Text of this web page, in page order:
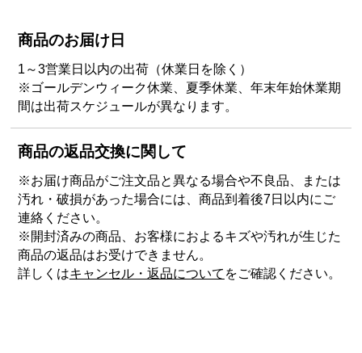
商品のお届け日
1～3営業日以内の出荷（休業日を除く）
※ゴールデンウィーク休業、夏季休業、年末年始休業期
間は出荷スケジュールが異なります。
商品の返品交換に関して
※お届け商品がご注文品と異なる場合や不良品、または
汚れ・破損があった場合には、商品到着後7日以内にご
連絡ください。
※開封済みの商品、お客様におよるキズや汚れが生じた
商品の返品はお受けできません。
詳しくはキャンセル・返品について をご確認ください。